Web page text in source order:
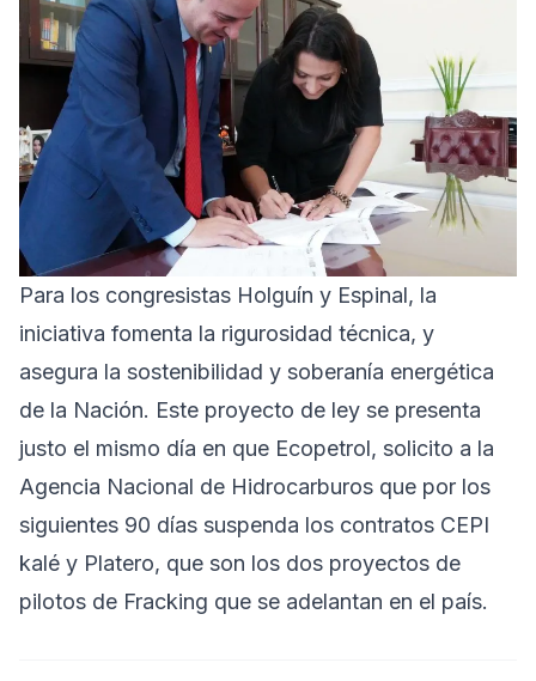
Para los congresistas Holguín y Espinal, la
iniciativa fomenta la rigurosidad técnica, y
asegura la sostenibilidad y soberanía energética
de la Nación. Este proyecto de ley se presenta
justo el mismo día en que Ecopetrol, solicito a la
Agencia Nacional de Hidrocarburos que por los
siguientes 90 días suspenda los contratos CEPI
kalé y Platero, que son los dos proyectos de
pilotos de Fracking que se adelantan en el país.